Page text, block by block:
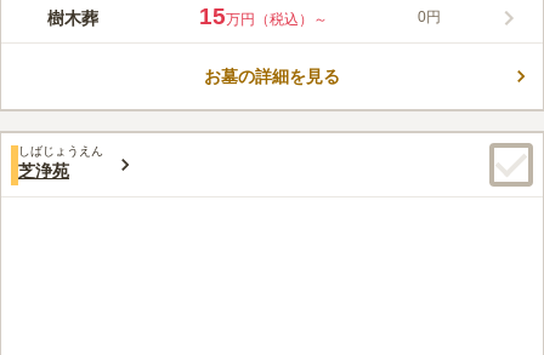
約400年の歴史を持つ光円寺の境内にオープン予定の樹木葬墓地
かからず、家族に負担を残しません。合葬墓「紅葉の碑」、個別
たり供養されます。 現在、改修工事中のため、駐車場はご利用
いただけません。詳しくはお問い合わせください。
口コミ評価
みんなの評価
50代女性
東京タワーがお墓から見えるのが感動でした。 愛宕神社や東京
樹木葬 15万円（税込）～ 0円
お墓の詳細を見る
しばじょうえん
芝浄苑